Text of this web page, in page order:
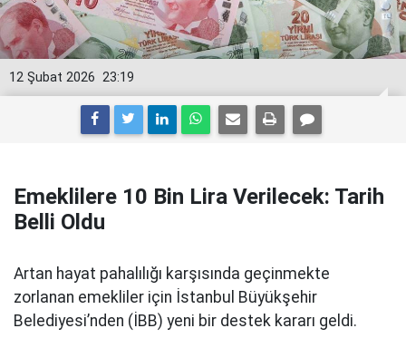
23:19
12 Şubat 2026
Emeklilere 10 Bin Lira Verilecek: Tarih
Belli Oldu
Artan hayat pahalılığı karşısında geçinmekte
zorlanan emekliler için İstanbul Büyükşehir
Belediyesi’nden (İBB) yeni bir destek kararı geldi.